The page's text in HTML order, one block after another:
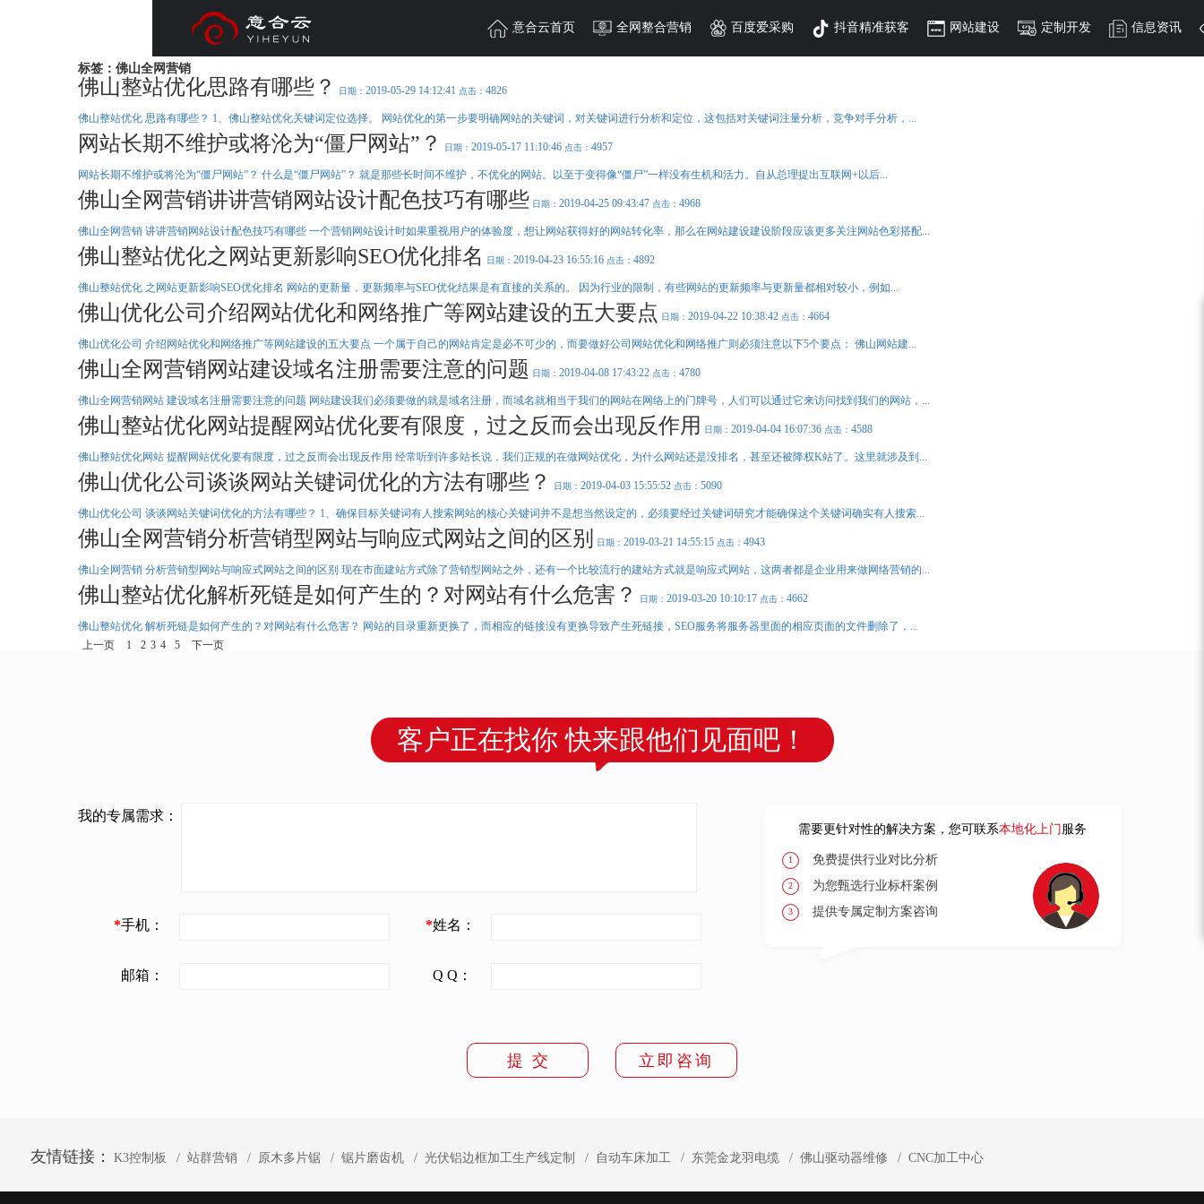
全网整合营销 百度爱采购 抖音精准获客 网站建设 定制开发 信息资讯 认识意合云
全网整合营销
势为企业从营销定位、平台建设、网站运营到品牌营销提供全盘网络营销推广定制，重新设
计营销回路。助力企业快速布局互联网营销，突破营销困境。
MORE+
新一代<简单> <智能> <精准> <高效> 全网智能营销系统
【意合云站群AI霸屏系统】专注搜索引擎快速排名、万词AI霸屏系统全网营销系统。
MORE+
微信朋友圈广告是基于腾讯大数据系统提供，其是基于微信公众号生态系，以类似朋友的原
创内容形式在朋友圈汇总 展示的原声广告。
360实力商家
精准匹配买卖双方，为中小企业更好地解决采购批发渠道、货源等问题
百度爱采购
全网优质资源 搜索快速精准 多种询价方式 不限关键词 搜索六大权益
抖音精准获客
短视频营销红利期的趋势，早布局；1000-3000条询盘保障；
无需团队、无需养号、精准有效、快速获客；
打造短视频营销矩阵，推广覆盖面：抖音、快手、西瓜、火山、今日头条等视频媒体平台
询盘保障 AI 智能 搜索排名 推广覆盖 同城营销 视频矩阵 私号运营
品牌网站
研究企业定位，坚持官网差异化设计，让一百个网站有一百种风格
MORE+
营销型网站
注重网站优化的结构，适合于以网络营销为目的的客户，从网站定位与与策划
到界面设计，充分体现产品与服务的优势
速，有效节约时间和成本。
能够集中创建页面图片的排版大小，智能根据用户行为及使用的设备环境进行相
应布局。灵活转换，弹性伸缩，随时向用户展现完美优雅的布局和设计。
微信开发
制等,让企业的营销变得简单，更便捷。
MORE+
小程序开发
小程序解决方案-深度行业解决方案， 助力企业获客盈收
MORE+
管理系统开发
集中管控，优化管理流程，简化工作环节，全面提升公司的工作效
意合云头条
Be the first to know the first line
MORE+
行业动态
Understand the industry trends, fast step
MORE+
营销推广
If you don't change your marketing, it will be too late
公司介绍
的互联网营销服务， 为企业网络营销保驾护航。
MORE+
资质荣誉
意合云专业的服务，获得了众多客户的一致好评
在客户的口碑中流传着“要买要卖，找意合云”。
一批高素质的技术团队精英。更具魅力的创新和奉献精神。
电话：0757-82714949
地址：佛山市禅城区季华四路盈科亿家东区B1座218室（佛山创意产业园对面）
标签：佛山全网营销
佛山整站优化思路有哪些？ 日期： 2019-05-29 14:12:41 点击： 4826
佛山整站优化 思路有哪些？ 1、佛山整站优化关键词定位选择。 网站优化的第一步要明确网站的关键词，对关键词进行分析和定位，这包括对关键词注量分析，竞争对手分析，...
网站长期不维护或将沦为“僵尸网站”？ 日期： 2019-05-17 11:10:46 点击： 4957
网站长期不维护或将沦为“僵尸网站”？ 什么是“僵尸网站”？ 就是那些长时间不维护，不优化的网站。以至于变得像“僵尸”一样没有生机和活力。自从总理提出互联网+以后...
佛山全网营销讲讲营销网站设计配色技巧有哪些 日期： 2019-04-25 09:43:47 点击： 4968
佛山全网营销 讲讲营销网站设计配色技巧有哪些 一个营销网站设计时如果重视用户的体验度，想让网站获得好的网站转化率，那么在网站建设建设阶段应该更多关注网站色彩搭配...
佛山整站优化之网站更新影响SEO优化排名 日期： 2019-04-23 16:55:16 点击： 4892
佛山整站优化 之网站更新影响SEO优化排名 网站的更新量，更新频率与SEO优化结果是有直接的关系的。 因为行业的限制，有些网站的更新频率与更新量都相对较小，例如...
佛山优化公司介绍网站优化和网络推广等网站建设的五大要点 日期： 2019-04-22 10:38:42 点击： 4664
佛山优化公司 介绍网站优化和网络推广等网站建设的五大要点 一个属于自己的网站肯定是必不可少的，而要做好公司网站优化和网络推广则必须注意以下5个要点： 佛山网站建...
佛山全网营销网站建设域名注册需要注意的问题 日期： 2019-04-08 17:43:22 点击： 4780
佛山全网营销网站 建设域名注册需要注意的问题 网站建设我们必须要做的就是域名注册，而域名就相当于我们的网站在网络上的门牌号，人们可以通过它来访问找到我们的网站，...
佛山整站优化网站提醒网站优化要有限度，过之反而会出现反作用 日期： 2019-04-04 16:07:36 点击： 4588
佛山整站优化网站 提醒网站优化要有限度，过之反而会出现反作用 经常听到许多站长说，我们正规的在做网站优化，为什么网站还是没排名，甚至还被降权K站了。这里就涉及到...
佛山优化公司谈谈网站关键词优化的方法有哪些？ 日期： 2019-04-03 15:55:52 点击： 5090
佛山优化公司 谈谈网站关键词优化的方法有哪些？ 1、确保目标关键词有人搜索网站的核心关键词并不是想当然设定的，必须要经过关键词研究才能确保这个关键词确实有人搜索...
佛山全网营销分析营销型网站与响应式网站之间的区别 日期： 2019-03-21 14:55:15 点击： 4943
佛山全网营销 分析营销型网站与响应式网站之间的区别 现在市面建站方式除了营销型网站之外，还有一个比较流行的建站方式就是响应式网站，这两者都是企业用来做网络营销的...
佛山整站优化解析死链是如何产生的？对网站有什么危害？ 日期： 2019-03-20 10:10:17 点击： 4662
佛山整站优化 解析死链是如何产生的？对网站有什么危害？ 网站的目录重新更换了，而相应的链接没有更换导致产生死链接，SEO服务将服务器里面的相应页面的文件删除了，...
上一页
1 2 3 4 5 下一页
客户正在找你 快来跟他们见面吧！
我的专属需求：
*手机： *姓名：
邮箱： Q Q：
需要更针对性的解决方案，您可联系本地化上门 服务
1 免费提供行业对比分析
2 为您甄选行业标杆案例
3 提供专属定制方案咨询
提 交 立即咨询
友情链接： K3控制板 站群营销 原木多片锯 锯片磨齿机 光伏铝边框加工生产线定制 自动车床加工 东莞金龙羽电缆 佛山驱动器维修 CNC加工中心